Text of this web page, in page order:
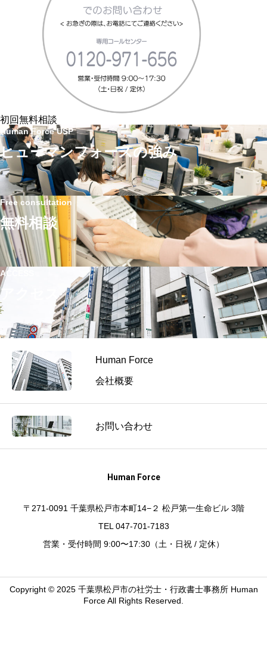
初回無料相談
Human Force USP
ヒューマンフォースの強み
Free consultation
無料相談
ACCESS
アクセス
Human Force
会社概要
お問い合わせ
Human Force
〒271-0091 千葉県松戸市本町14−２ 松戸第一生命ビル 3階
TEL 047-701-7183
営業・受付時間 9:00〜17:30（土・日祝 / 定休）
Copyright © 2025 千葉県松戸市の社労士・行政書士事務所 Human
Force All Rights Reserved.